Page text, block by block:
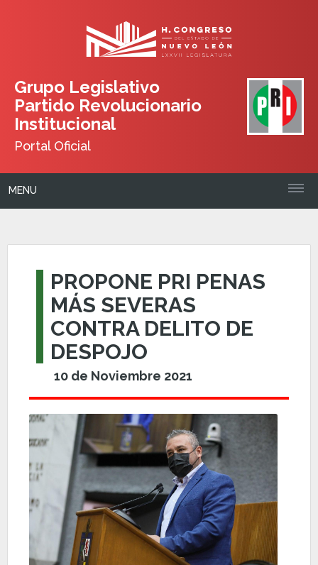
Grupo Legislativo
Partido Revolucionario
Institucional
Portal Oficial
MENU
PROPONE PRI PENAS
MÁS SEVERAS
CONTRA DELITO DE
DESPOJO
10 de Noviembre 2021